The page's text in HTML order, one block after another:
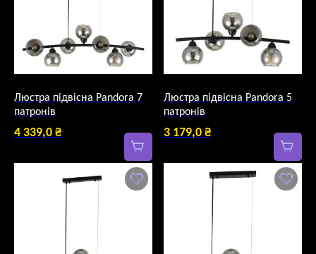
Люстра підвісна Pandora 7
патронів
4 339,0 ₴
Люстра підвісна Pandora 5
патронів
3 179,0 ₴